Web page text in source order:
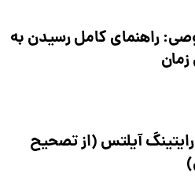
راهنمای کامل رسیدن به
زمان
آیلتس (از تصحیح